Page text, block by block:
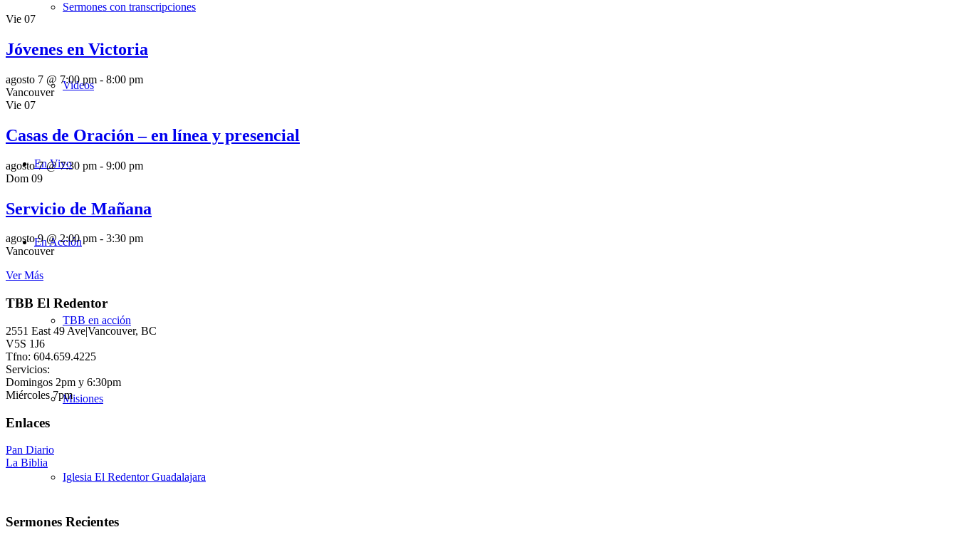
Sermones con transcripciones
Videos
En Vivo
En Acción
TBB en acción
Misiones
Iglesia El Redentor Guadalajara
Vie 07
Jóvenes en Victoria
agosto 7 @ 7:00 pm - 8:00 pm
Vancouver
Vie 07
Casas de Oración – en línea y presencial
agosto 7 @ 7:30 pm - 9:00 pm
Dom 09
Servicio de Mañana
agosto 9 @ 2:00 pm - 3:30 pm
Vancouver
Ver Más
TBB El Redentor
2551 East 49 Ave|Vancouver, BC
V5S 1J6
Tfno: 604.659.4225
Servicios:
Domingos 2pm y 6:30pm
Miércoles 7pm
Enlaces
Pan Diario
La Biblia
Sermones Recientes